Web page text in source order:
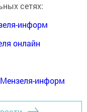
сетях:
информ
онлайн
информ